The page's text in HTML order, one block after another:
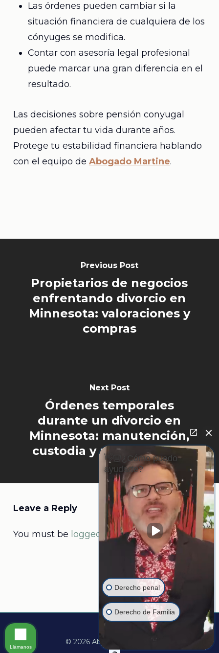
Las órdenes pueden cambiar si la
situación financiera de cualquiera de los
cónyuges se modifica.
Contar con asesoría legal profesional
puede marcar una gran diferencia en el
resultado.
Las decisiones sobre pensión conyugal
pueden afectar tu vida durante años.
Protege tu estabilidad financiera hablando
con el equipo de Abogado Martine.
Previous Post
Propietarios de negocios
enfrentando divorcio en
Minnesota: valoraciones y
compras
Next Post
Órdenes temporales
durante un divorcio en
Minnesota: manutención,
custodia y uso del hogar
Leave a Reply
You must be logged into post a comment.
© 2026 Abogado Martine.
👋🏼¿Cómo puedo
ayudarte?
Derecho penal
Derecho de Familia
Llámanos